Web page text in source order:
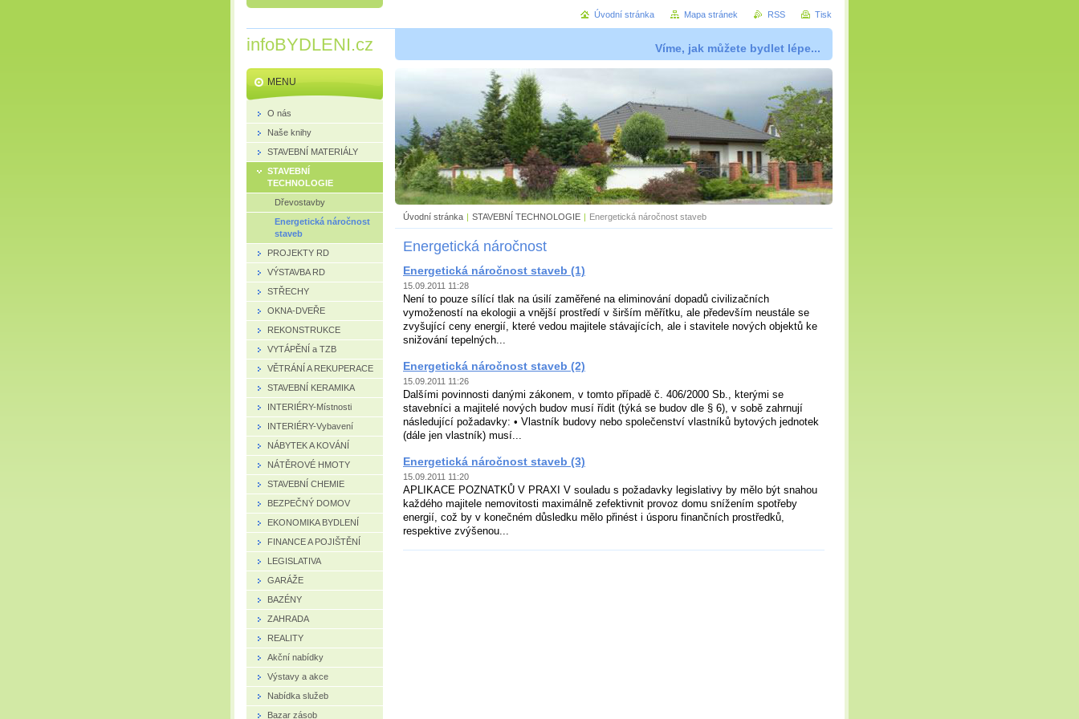
infoBYDLENI.cz Víme, jak můžete bydlet lépe...
Úvodní stránka | STAVEBNÍ TECHNOLOGIE | Energetická náročnost staveb
Energetická náročnost
Energetická náročnost staveb (1)
15.09.2011 11:28
Není to pouze sílící tlak na úsilí zaměřené na eliminování dopadů civilizačních
vymožeností na ekologii a vnější prostředí v širším měřítku, ale především neustále se
zvyšující ceny energií, které vedou majitele stávajících, ale i stavitele nových objektů ke
snižování tepelných...
Energetická náročnost staveb (2)
15.09.2011 11:26
Dalšími povinnosti danými zákonem, v tomto případě č. 406/2000 Sb., kterými se
stavebníci a majitelé nových budov musí řídit (týká se budov dle § 6), v sobě zahrnují
následující požadavky: • Vlastník budovy nebo společenství vlastníků bytových jednotek
(dále jen vlastník) musí...
Energetická náročnost staveb (3)
15.09.2011 11:20
APLIKACE POZNATKŮ V PRAXI V souladu s požadavky legislativy by mělo být snahou
každého majitele nemovitosti maximálně zefektivnit provoz domu snížením spotřeby
energií, což by v konečném důsledku mělo přinést i úsporu finančních prostředků,
respektive zvýšenou...
MENU
O nás
Naše knihy
STAVEBNÍ MATERIÁLY
STAVEBNÍ
TECHNOLOGIE
Dřevostavby
Energetická náročnost
staveb
PROJEKTY RD
VÝSTAVBA RD
STŘECHY
OKNA-DVEŘE
REKONSTRUKCE
VYTÁPĚNÍ a TZB
VĚTRÁNÍ A REKUPERACE
STAVEBNÍ KERAMIKA
INTERIÉRY-Místnosti
INTERIÉRY-Vybavení
NÁBYTEK A KOVÁNÍ
NÁTĚROVÉ HMOTY
STAVEBNÍ CHEMIE
BEZPEČNÝ DOMOV
EKONOMIKA BYDLENÍ
FINANCE A POJIŠTĚNÍ
LEGISLATIVA
GARÁŽE
BAZÉNY
ZAHRADA
REALITY
Akční nabídky
Výstavy a akce
Nabídka služeb
Bazar zásob
Úvodní stránka Mapa stránek RSS Tisk